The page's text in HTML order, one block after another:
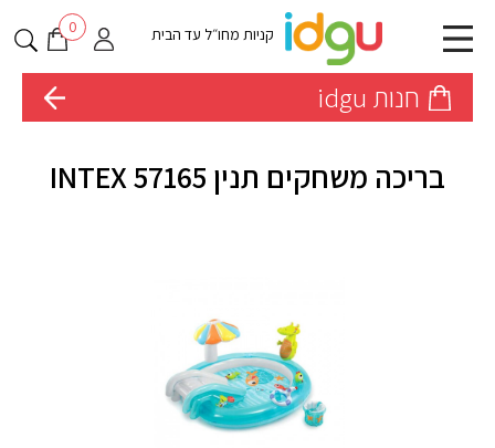
קניות מחו״ל עד הבית 0
חנות idgu
בריכה משחקים תנין INTEX 57165